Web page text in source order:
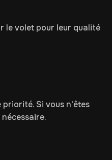
le volet pour leur qualité
Si vous n'êtes